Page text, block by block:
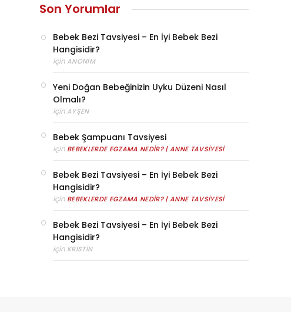
Son Yorumlar
Bebek Bezi Tavsiyesi – En İyi Bebek Bezi
Hangisidir?
için ANONIM
Yeni Doğan Bebeğinizin Uyku Düzeni Nasıl
Olmalı?
için AYŞEN
Bebek Şampuanı Tavsiyesi
için BEBEKLERDE EGZAMA NEDIR? | ANNE TAVSIYESI
Bebek Bezi Tavsiyesi – En İyi Bebek Bezi
Hangisidir?
için BEBEKLERDE EGZAMA NEDIR? | ANNE TAVSIYESI
Bebek Bezi Tavsiyesi – En İyi Bebek Bezi
Hangisidir?
için KRISTIN